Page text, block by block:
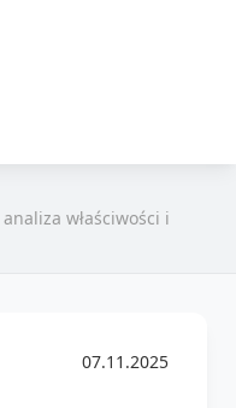
właściwości i
07.11.2025